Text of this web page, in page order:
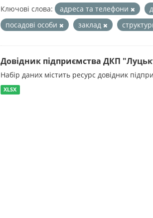
Ключові слова: адреса та телефони
посадові особи
заклад
Довідник підприємства ДКП
Набір даних містить ресурс довідник
XLSX